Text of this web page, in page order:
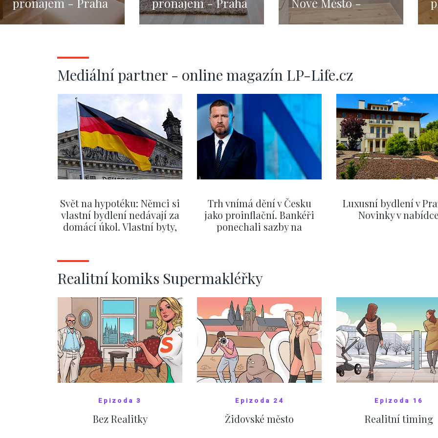
1 - Josefov - 47m
1 - Petrská čtvrť -
Praha 1 - 72m
Mediální partner - online magazín LP-Life.cz
Svět na hypotéku: Němci si
vlastní bydlení nedávají za
domácí úkol. Vlastní byty,
Trh vnímá dění v Česku
jako proinflační. Bankéři
ponechali sazby na
Luxusní bydlení v
Novinky v nabídce
Realitní komiks Supermakléřky
Epizoda 3
Bez Realitky
Epizoda 24
Židovské město
Epizoda 16
Realitní timing